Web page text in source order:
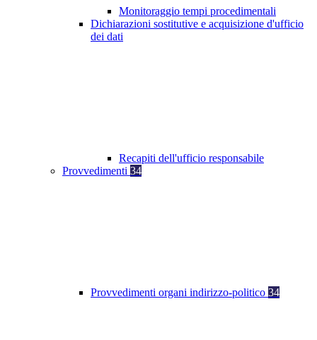
Monitoraggio tempi procedimentali
Dichiarazioni sostitutive e acquisizione d'ufficio
dei dati
Recapiti dell'ufficio responsabile
Provvedimenti 34
Provvedimenti organi indirizzo-politico 34